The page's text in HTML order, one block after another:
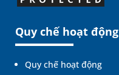
Quy chế hoạt động
Quy chế hoạt động